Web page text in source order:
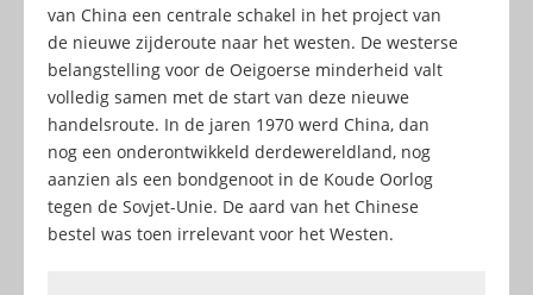
van China een centrale schakel in het project van
de nieuwe zijderoute naar het westen. De westerse
belangstelling voor de Oeigoerse minderheid valt
volledig samen met de start van deze nieuwe
handelsroute. In de jaren 1970 werd China, dan
nog een onderontwikkeld derdewereldland, nog
aanzien als een bondgenoot in de Koude Oorlog
tegen de Sovjet-Unie. De aard van het Chinese
bestel was toen irrelevant voor het Westen.